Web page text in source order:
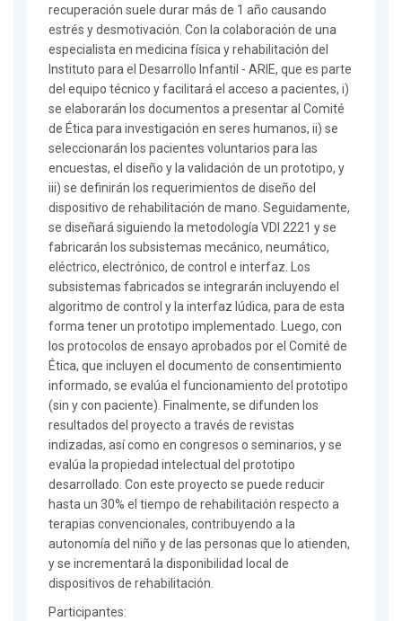
recuperación suele durar más de 1 año causando
estrés y desmotivación. Con la colaboración de una
especialista en medicina física y rehabilitación del
Instituto para el Desarrollo Infantil - ARIE, que es parte
del equipo técnico y facilitará el acceso a pacientes, i)
se elaborarán los documentos a presentar al Comité
de Ética para investigación en seres humanos, ii) se
seleccionarán los pacientes voluntarios para las
encuestas, el diseño y la validación de un prototipo, y
iii) se definirán los requerimientos de diseño del
dispositivo de rehabilitación de mano. Seguidamente,
se diseñará siguiendo la metodología VDI 2221 y se
fabricarán los subsistemas mecánico, neumático,
eléctrico, electrónico, de control e interfaz. Los
subsistemas fabricados se integrarán incluyendo el
algoritmo de control y la interfaz lúdica, para de esta
forma tener un prototipo implementado. Luego, con
los protocolos de ensayo aprobados por el Comité de
Ética, que incluyen el documento de consentimiento
informado, se evalúa el funcionamiento del prototipo
(sin y con paciente). Finalmente, se difunden los
resultados del proyecto a través de revistas
indizadas, así como en congresos o seminarios, y se
evalúa la propiedad intelectual del prototipo
desarrollado. Con este proyecto se puede reducir
hasta un 30% el tiempo de rehabilitación respecto a
terapias convencionales, contribuyendo a la
autonomía del niño y de las personas que lo atienden,
y se incrementará la disponibilidad local de
dispositivos de rehabilitación.
Participantes: